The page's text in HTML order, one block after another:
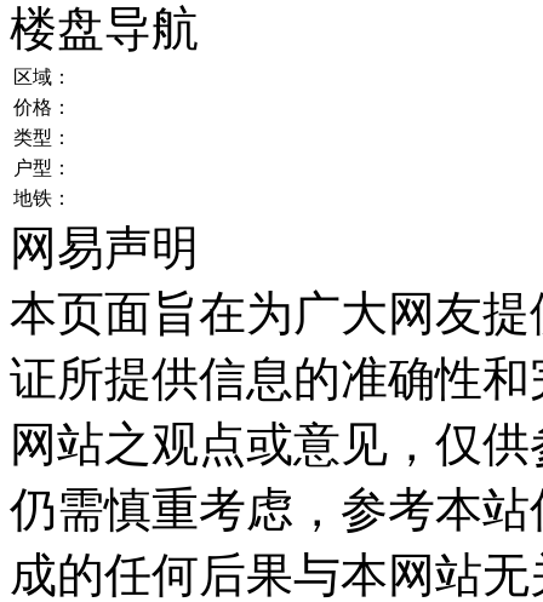
楼盘导航
区域：
价格：
类型：
户型：
地铁：
网易声明
本页面旨在为广大网友
证所提供信息的准确性
网站之观点或意见，仅
仍需慎重考虑，参考本
成的任何后果与本网站